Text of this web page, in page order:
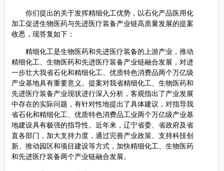
你们提出的关于发挥精细化工优势，以石化产品医用化
加工促进生物医药与先进医疗装备产业链高质量发展的提案
收悉，现答复如下：
精细化工是生物医药和先进医疗装备的上游产业，推动
精细化工、生物医药和先进医疗装备产业链融合发展，对进
一步壮大我省石化和精细化工、优质特色消费品两个万亿级
产业基地具有重要意义。提案对我省精细化工、生物医药和
先进医疗装备产业现状进行深入分析，客观指出了产业发展
中存在的实际问题，有针对性地提出了具体建议，对指导我
省石化和精细化工、优质特色消费品工业两个万亿级产业基
地建设具有极强的指导性。近年来，辽宁省委、省政府及省
直各部门，加大支持力度，通过完善产业政策、支持科技创
新、推动园区和项目建设等方式，加快精细化工、生物医药
和先进医疗装备两个产业链融合发展。